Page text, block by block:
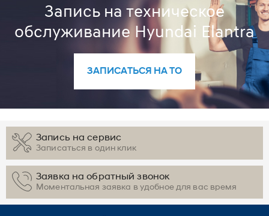
Запись на техническое
обслуживание Hyundai Elantra
ЗАПИСАТЬСЯ НА ТО
Запись на сервис
Записаться в один клик
Заявка на обратный звонок
Моментальная заявка в удобное для вас время